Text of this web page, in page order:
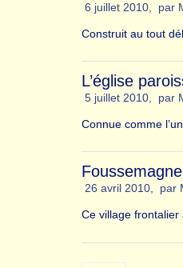
6 juillet 2010, par
Construit au tout
L’église
5 juillet 2010, par
Connue comme
26 avril 2010, par
Ce village